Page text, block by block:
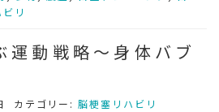
リ
運動戦略～身体バブ
カテゴリー:脳梗塞リハビリ